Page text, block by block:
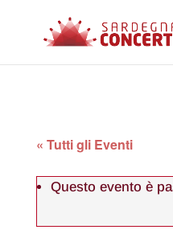
« Tutti gli Eventi
Questo evento è